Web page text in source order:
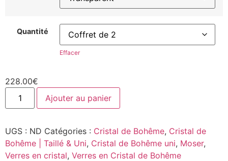
Quantité
Effacer
228.00€
Ajouter au panier
UGS : ND Catégories : Cristal de Bohême, Cristal de
Bohême | Taillé & Uni, Cristal de Bohême uni, Moser,
Verres en cristal, Verres en Cristal de Bohême